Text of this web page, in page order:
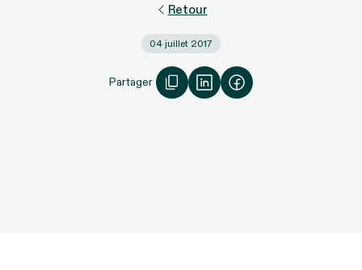
Retour
04 juillet 2017
Partager